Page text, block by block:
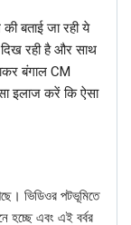
নয়, বরং
बताई जा रही ये
दिख रही है और साथ
बंगाल CM
इलाज करें कि ऐसा
ভিডিওর পটভূমিতে
হচ্ছে এবং এই বর্বর